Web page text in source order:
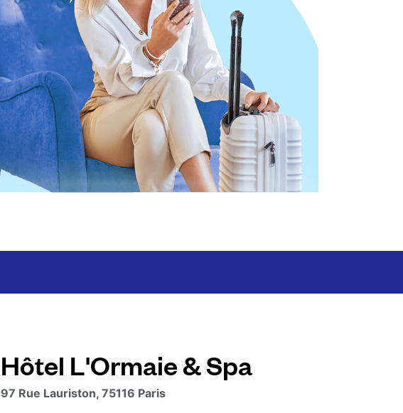
Hôtel L'Ormaie & Spa
97 Rue Lauriston, 75116 Paris